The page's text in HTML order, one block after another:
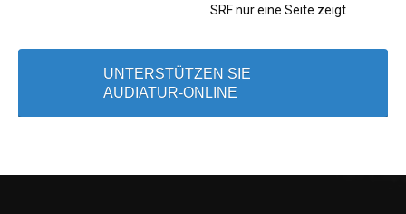
SRF nur eine Seite zeigt
UNTERSTÜTZEN SIE
AUDIATUR-ONLINE